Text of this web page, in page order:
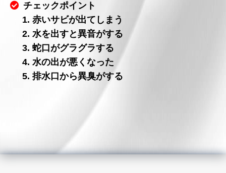
チェックポイント
1. 赤いサビが出てしまう
2. 水を出すと異音がする
3. 蛇口がグラグラする
4. 水の出が悪くなった
5. 排水口から異臭がする